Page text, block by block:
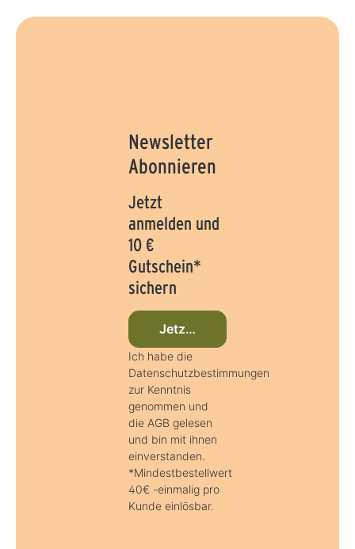
Newsletter
Abonnieren
Jetzt
anmelden und
10 €
Gutschein*
sichern
Jetzt beim Newsletter anmelden
Ich habe die
Datenschutzbestimmungen
zur Kenntnis
genommen und
die AGB gelesen
und bin mit ihnen
einverstanden.
*Mindestbestellwert
40€ -einmalig pro
Kunde einlösbar.